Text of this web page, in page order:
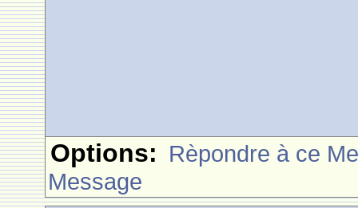
Options: Rèpondre à ce
Message